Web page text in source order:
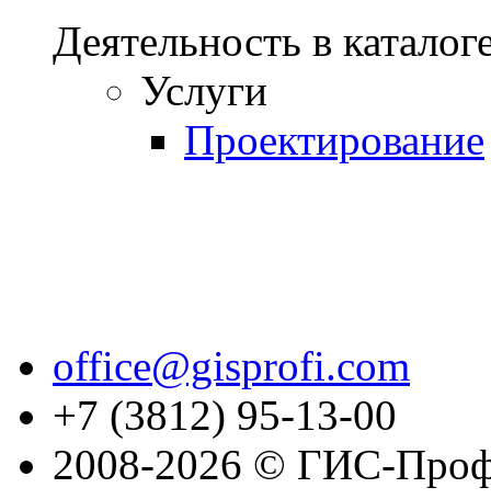
Деятельность в
Услуги
Проектирование
office@gisprofi.com
+7 (3812) 95-13-00
2008-2026 © ГИС-